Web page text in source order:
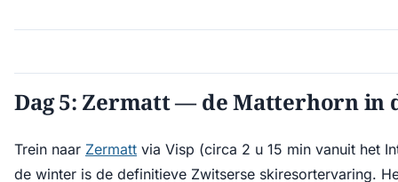
Dag 5: Zermatt — de Matterhorn in
Trein naar Zermatt via Visp (circa 2 u 15 min vanuit het
de winter is de definitieve Zwitserse skiresortervaring.